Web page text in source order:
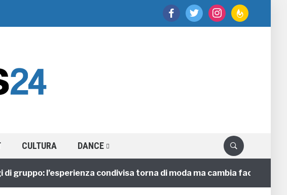
facebooktwitter instagramfeedburner
CULTURA DANCE
l’esperienza condivisa torna di moda ma cambia faccia